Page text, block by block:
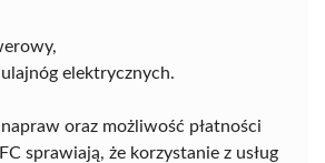
elektrycznych.
oraz możliwość płatności
sprawiają, że korzystanie z usług